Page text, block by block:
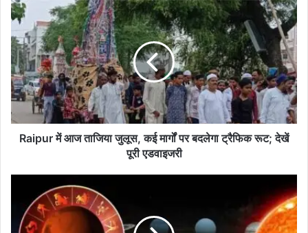
R
a
i
p
u
r
में
ज
Raipur में आज ताजिया जुलूस, कई मार्गों पर बदलेगा ट्रैफिक रूट; देखें
पूरी एडवाइजरी